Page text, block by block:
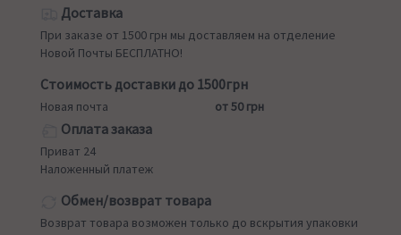
Доставка
При заказе от 1500 грн мы доставляем на отделение
Новой Почты БЕСПЛАТНО!
Стоимость доставки до 1500грн
Новая почта от 50 грн
Оплата заказа
Приват 24
Наложенный платеж
Обмен/возврат товара
Возврат товара возможен только до вскрытия упаковки